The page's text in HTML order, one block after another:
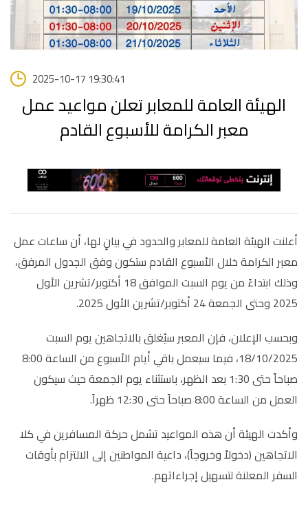
2025-10-17 19:30:41
الهيئة العامة للمعابر تعلن مواعيد عمل
معبر الكرامة للأسبوع القادم
أعلنت الهيئة العامة للمعابر والحدود في بيانٍ لها، أن ساعات عمل
معبر الكرامة خلال الأسبوع القادم ستكون وفق الجدول المرفق،
وذلك ابتداءً من يوم السبت الموافق 18 أكتوبر/تشرين الأول
2025 وحتى الجمعة 24 أكتوبر/تشرين الأول 2025.
وبحسب الإعلان، فإن المعبر سيُغلق بالاتجاهين يوم السبت
18/10/2025، فيما سيعمل باقي أيام الأسبوع من الساعة 8:00
صباحاً حتى 1:30 بعد الظهر، باستثناء يوم الجمعة حيث سيكون
العمل من الساعة 8:00 صباحاً حتى 12:30 ظهراً.
وأكدت الهيئة أن هذه المواعيد تشمل حركة المسافرين في كلا
الاتجاهين (دخولاً وخروجاً)، داعية المواطنين إلى الالتزام بأوقات
السفر المعلنة لتسهيل إجراءاتهم.